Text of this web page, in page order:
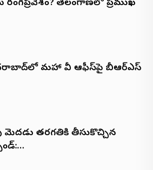
తెలంగాణలో ప్రముఖ
మహా టీవీ ఆఫీస్‌పై బీఆర్ఎస్
తరగతికి తీసుకొచ్చిన